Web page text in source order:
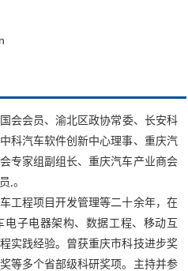
会会员 、渝北区政协常委、 长安科
科汽车软件创新中心理事、重庆汽
专家组副组长、重庆汽车产业商会
,。
工程项目开发管理等二十余年，在
电子电器架构、 数据工程、移动互
实践经验。曾获重庆市科技进步奖
等多个省部级科研奖项。 主持并参